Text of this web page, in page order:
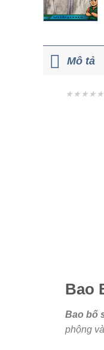
Mô tả
★ ★ ★ ★ ★
Bao
Bao bố
phộng